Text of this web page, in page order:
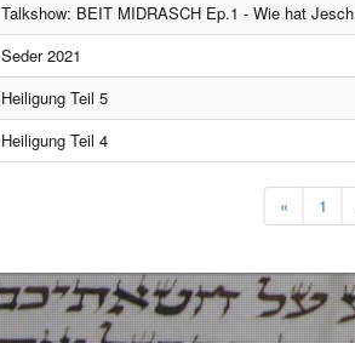
Talkshow: BEIT MIDRASCH Ep.1 - Wie hat Jeschua das Bild des Lammes erfüllt?
Seder 2021
Heiligung Teil 5
Heiligung Teil 4
« 1